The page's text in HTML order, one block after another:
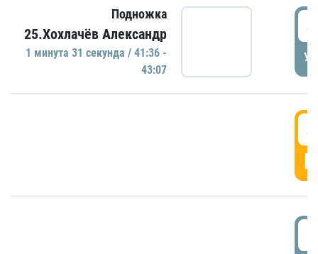
Подножка
25.Хохлачёв Александр
1 минутa 31 секундa / 41:36 -
43:07